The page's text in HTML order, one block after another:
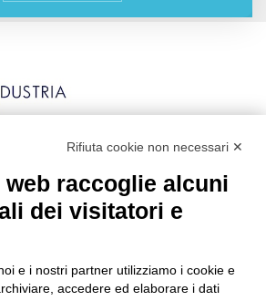
| PEC:
Rifiuta cookie non necessari ✕
web raccoglie alcuni
dei visitatori e
e i nostri partner utilizziamo i cookie e
accedere ed elaborare i dati